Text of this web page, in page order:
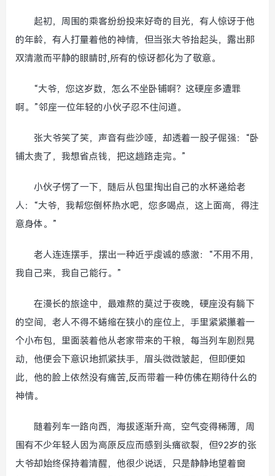
起初，周围的乘客纷纷投来好奇的目光，有人惊讶于他
的年龄，有人打量着他的神情，但当张大爷抬起头，露出那
双清澈而平静的眼睛时,所有的惊讶都化为了敬意。
“大爷，您这岁数，怎么不坐卧铺啊？这硬座多遭罪
啊。”邻座一位年轻的小伙子忍不住问道。
张大爷笑了笑，声音有些沙哑，却透着一股子倔强：“卧
铺太贵了，我想省点钱，把这趟路走完。”
小伙子愣了一下，随后从包里掏出自己的水杯递给老
人：“大爷，我帮您倒杯热水吧，您多喝点，这上面高，得注
意身体。”
老人连连摆手，摆出一种近乎虔诚的感激：“不用不用，
我自己来，我自己能行。”
在漫长的旅途中，最难熬的莫过于夜晚，硬座没有躺下
的空间，老人不得不蜷缩在狭小的座位上，手里紧紧攥着一
个小布包，里面装着他从老家带来的干粮，每当列车剧烈晃
动，他便会下意识地抓紧扶手，眉头微微皱起，但即便如
此，他的脸上依然没有痛苦,反而带着一种仿佛在期待什么的
神情。
随着列车一路向西，海拔逐渐升高，空气变得稀薄，周
围有不少年轻人因为高原反应而感到头痛欲裂，但92岁的张
大爷却始终保持着清醒，他很少说话，只是静静地望着窗